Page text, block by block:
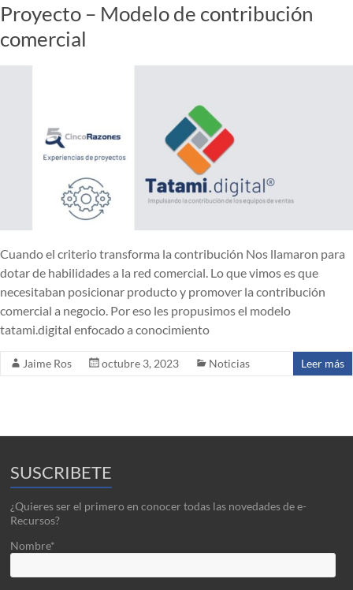
Proyecto – Modelo de contribución
comercial
Cuando el criterio transforma la contribución Nos llamaron para
dotar de habilidades a la red comercial. Lo que vimos es que
necesitaban posicionar producto y promover la contribución
comercial a negocio. Por eso les propusimos el modelo
tatami.digital enfocado a conocimiento
Jaime Ros octubre 3, 2023 Noticias Leer más
SUSCRIBETE
¿Quieres ser el primero en conocer todas las novedades de e-
Recursos?
Nombre*